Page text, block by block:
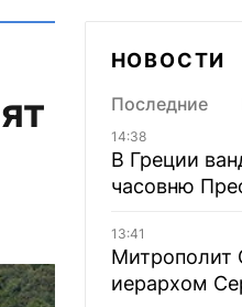
НОВОСТИ
Последние
14:38
В Греции
часовню
13:41
Митрополит
иерархом